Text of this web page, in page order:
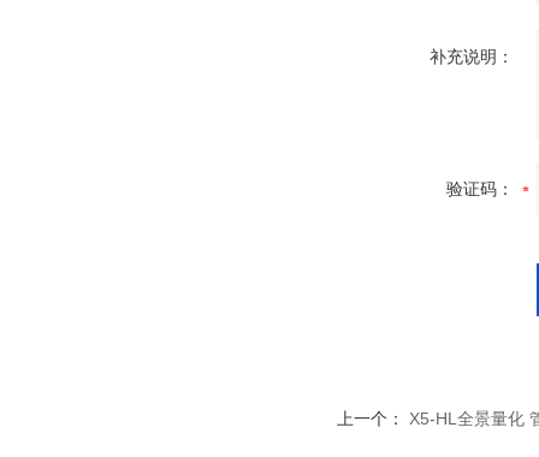
补充说明：
验证码：
上一个： X5-HL全景量化